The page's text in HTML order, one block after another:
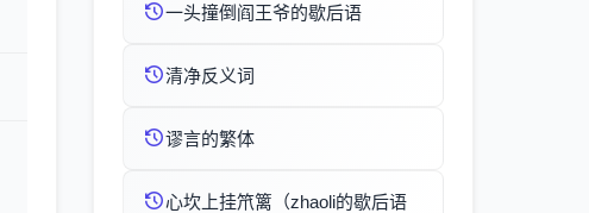
一头撞倒阎王爷的歇后语
清净反义词
谬言的繁体
心坎上挂笊篱（zhaoli的歇后语